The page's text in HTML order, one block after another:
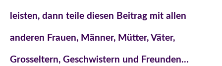
leisten, dann teile diesen Beitrag mit allen
anderen Frauen, Männer, Mütter, Väter,
Grosseltern, Geschwistern und Freunden…